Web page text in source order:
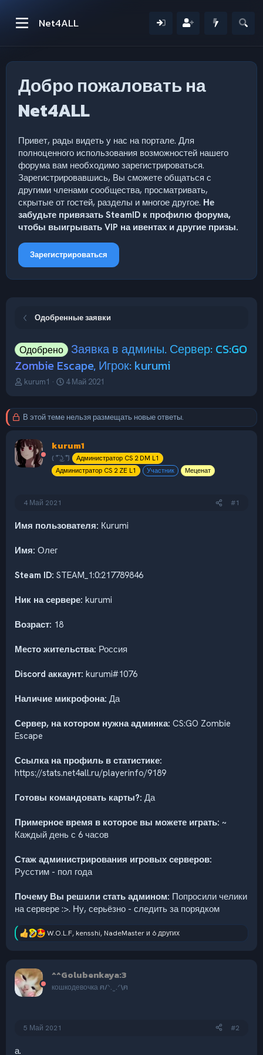
Net4ALL
Добро пожаловать на
Net4ALL
Привет, рады видеть у нас на портале. Для
полноценного использования возможностей нашего
форума вам необходимо зарегистрироваться.
Зарегистрировавшись, Вы сможете общаться с
другими членами сообщества, просматривать,
скрытые от гостей, разделы и многое другое. Не
забудьте привязать SteamID к профилю форума,
чтобы выигрывать VIP на ивентах и другие призы.
Зарегистрироваться
Одобренные заявки
Одобрено Заявка в админы. Сервер: CS:GO
Zombie Escape, Игрок: kurumi
А
о
е
м
ы
kurum1
Д
ч
а
л
а
4 Май 2021
В этой теме нельзя размещать новые ответы.
kurum1
( ͡° ͜ʖ ͡°)
Администратор CS 2 DM L1
Администратор CS 2 ZE L1
Участник Меценат
4 Май 2021 #1
Имя пользователя: Кurumi
Имя: Олег
Steam ID: STEAM_1:0:217789846
Ник на сервере: kurumi
Возраст: 18
Место жительства: Россия
Discord аккаунт: kurumi#1076
Наличие микрофона: Да
Сервер, на котором нужна админка: CS:GO Zombie
Escape
Ссылка на профиль в статистике:
https://stats.net4all.ru/playerinfo/9189
Готовы командовать карты?: Да
Примерное время в которое вы можете играть: ~
Каждый день с 6 часов
Стаж администрирования игровых серверов:
Русстим - пол года
Почему Вы решили стать админом: Попросили челики
на сервере :>. Ну, серьёзно - следить за порядком
Р
ц
и
и
W.O.L.F, kensshi, NadeMasterи 6 других
^^Golubenkaya:3
кошкодевочка ฅ/ᐠ. ̫ .ᐟ\ฅ
5 Май 2021 #2
а.